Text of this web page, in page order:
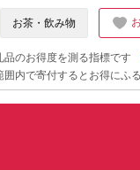
お茶・飲み物
のお得度を測る指標です
内で寄付するとお得にふ